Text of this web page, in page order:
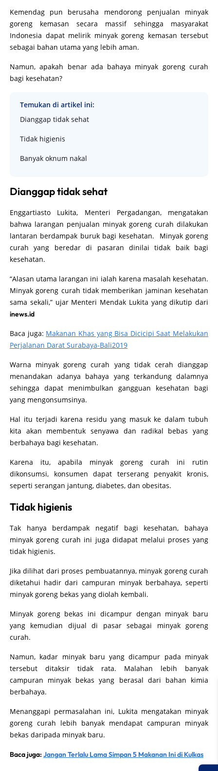
Kemendag pun berusaha mendorong penjualan minyak
goreng kemasan secara massif sehingga masyarakat
Indonesia dapat melirik minyak goreng kemasan tersebut
sebagai bahan utama yang lebih aman.
Namun, apakah benar ada bahaya minyak goreng curah
bagi kesehatan?
Temukan di artikel ini:
Dianggap tidak sehat
Tidak higienis
Banyak oknum nakal
Dianggap tidak sehat
Enggartiasto Lukita, Menteri Pergadangan, mengatakan
bahwa larangan penjualan minyak goreng curah dilakukan
lantaran berdampak buruk bagi kesehatan. Minyak goreng
curah yang beredar di pasaran dinilai tidak baik bagi
kesehatan.
“Alasan utama larangan ini ialah karena masalah kesehatan.
Minyak goreng curah tidak memberikan jaminan kesehatan
sama sekali,” ujar Menteri Mendak Lukita yang dikutip dari
inews.id
Baca juga: Makanan Khas yang Bisa Dicicipi Saat Melakukan
Perjalanan Darat Surabaya-Bali2019
Warna minyak goreng curah yang tidak cerah dianggap
menandakan adanya bahaya yang terkandung dalamnya
sehingga dapat menimbulkan gangguan kesehatan bagi
yang mengonsumsinya.
Hal itu terjadi karena residu yang masuk ke dalam tubuh
kita akan membentuk senyawa dan radikal bebas yang
berbahaya bagi kesehatan.
Karena itu, apabila minyak goreng curah ini rutin
dikonsumsi, konsumen dapat terserang penyakit kronis,
seperti serangan jantung, diabetes, dan obesitas.
Tidak higienis
Tak hanya berdampak negatif bagi kesehatan, bahaya
minyak goreng curah ini juga didapat melalui proses yang
tidak higienis.
Jika dilihat dari proses pembuatannya, minyak goreng curah
diketahui hadir dari campuran minyak berbahaya, seperti
minyak goreng bekas yang diolah kembali.
Minyak goreng bekas ini dicampur dengan minyak baru
yang kemudian dijual di pasar sebagai minyak goreng
curah.
Namun, kadar minyak baru yang dicampur pada minyak
tersebut ditaksir tidak rata. Malahan lebih banyak
campuran minyak bekas yang berasal dari bahan kimia
berbahaya.
Menanggapi permasalahan ini, Lukita mengatakan minyak
goreng curah lebih banyak mendapat campuran minyak
bekas daripada minyak baru.
Baca juga: Jangan Terlalu Lama Simpan 5 Makanan Ini di Kulkas